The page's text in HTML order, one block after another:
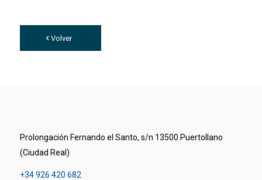
Volver
Prolongación Fernando el Santo, s/n 13500 Puertollano
(Ciudad Real)
+34 926 420 682